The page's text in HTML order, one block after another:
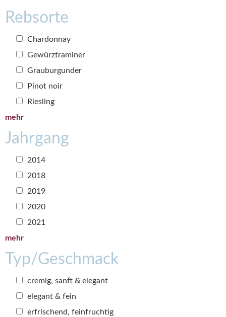
Rebsorte
Chardonnay
Gewürztraminer
Grauburgunder
Pinot noir
Riesling
mehr
Jahrgang
2014
2018
2019
2020
2021
mehr
Typ/Geschmack
cremig, sanft & elegant
elegant & fein
erfrischend, feinfruchtig